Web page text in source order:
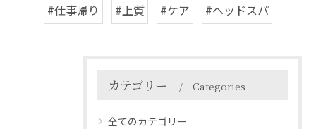
#仕事帰り
#上質 #ケア #ヘッドスパ
カテゴリー Categories
全てのカテゴリー